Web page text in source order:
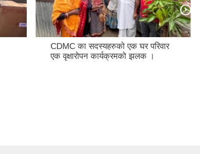
CDMC का सदस्यहरुको एक घर परिवार
एक वृक्षारोपन कार्यक्रमको झलक ।